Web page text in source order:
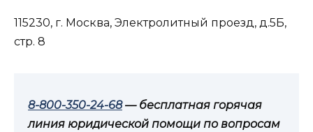
115230, г. Москва, Электролитный проезд, д.5Б,
стр. 8
8-800-350-24-68— бесплатная горячая
линия юридической помощи по вопросам